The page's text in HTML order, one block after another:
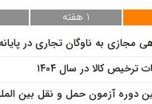
1 هفته
مجازی به ناوگان تجاری در
ترخیص کالا در سال ۱۴۰۴
دوره آزمون حمل و نقل بین